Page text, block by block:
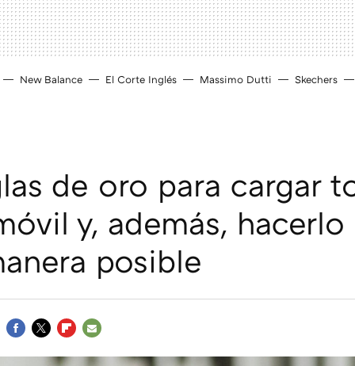
New Balance El Corte Inglés Massimo Dutti Skechers
de oro para cargar
y, además,
posible